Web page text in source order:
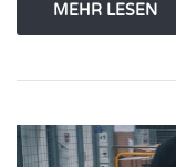
MEHR LESEN